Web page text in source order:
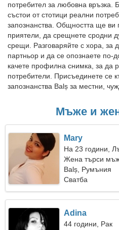
потребител за любовна връзка.
състои от стотици реални
запознанства. Общността ще ви
приятели, да срещнете сродни
срещи. Разговаряйте с хора, за
партньор и да се опознаете по-
качете профилна снимка, за да
потребители. Присъединете се
запознанства Balș за местни,
Мъже и
Mary
На 23 години,
Жена търси
Balș, Румъния
Сватба
Adina
44 години, Рак